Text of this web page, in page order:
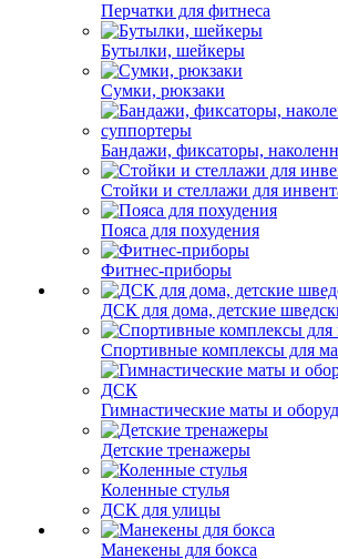
Перчатки для фитнеса
Бутылки, шейкеры
Сумки, рюкзаки
Бандажи, фиксаторы,
Стойки и стеллажи для
Пояса для похудения
Фитнес-приборы
ДСК для дома, детские
Спортивные комплексы для
Гимнастические маты и
Детские тренажеры
Коленные стулья
ДСК для улицы
Манекены для бокса